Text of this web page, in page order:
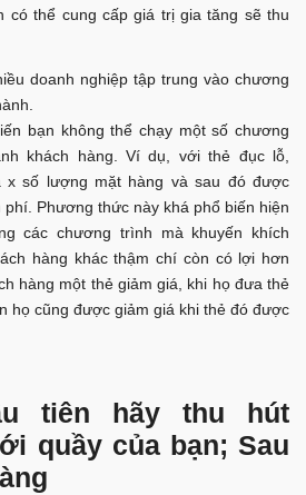
có thể cung cấp giá trị gia tăng sẽ thu
doanh nghiệp tập trung vào chương
bạn không thể chạy một số chương
khách hàng. Ví dụ, với thẻ đục lỗ,
x số lượng mặt hàng và sau đó được
Phương thức này khá phổ biến hiện
các chương trình mà khuyến khích
hàng khác thậm chí còn có lợi hơn
hàng một thẻ giảm giá, khi họ đưa thẻ
họ cũng được giảm giá khi thẻ đó được
tiên hãy thu hút
quầy của bạn; Sau